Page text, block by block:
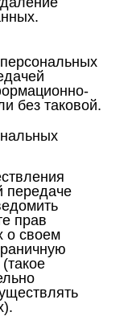
без таковой.
передаче
прав
о своем